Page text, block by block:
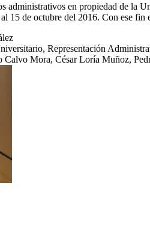
administrativos en propiedad de la
15 de octubre del 2016. Con ese
Representación
Mora, César Loría Muñoz,